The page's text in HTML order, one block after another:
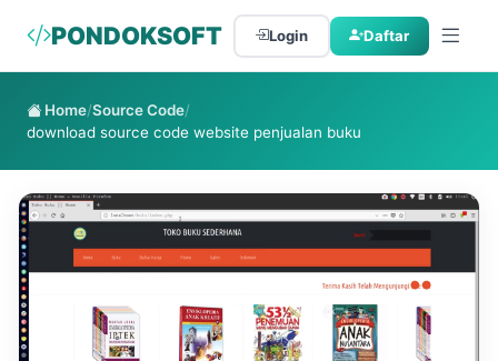
PONDOKSOFT Login Daftar
Home/Source Code/
download source code website penjualan buku